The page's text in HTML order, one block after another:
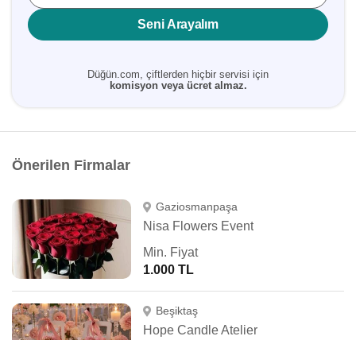
Seni Arayalım
Düğün.com, çiftlerden hiçbir servisi için
komisyon veya ücret almaz.
Önerilen Firmalar
Gaziosmanpaşa
Nisa Flowers Event
Min. Fiyat
1.000 TL
Beşiktaş
Hope Candle Atelier